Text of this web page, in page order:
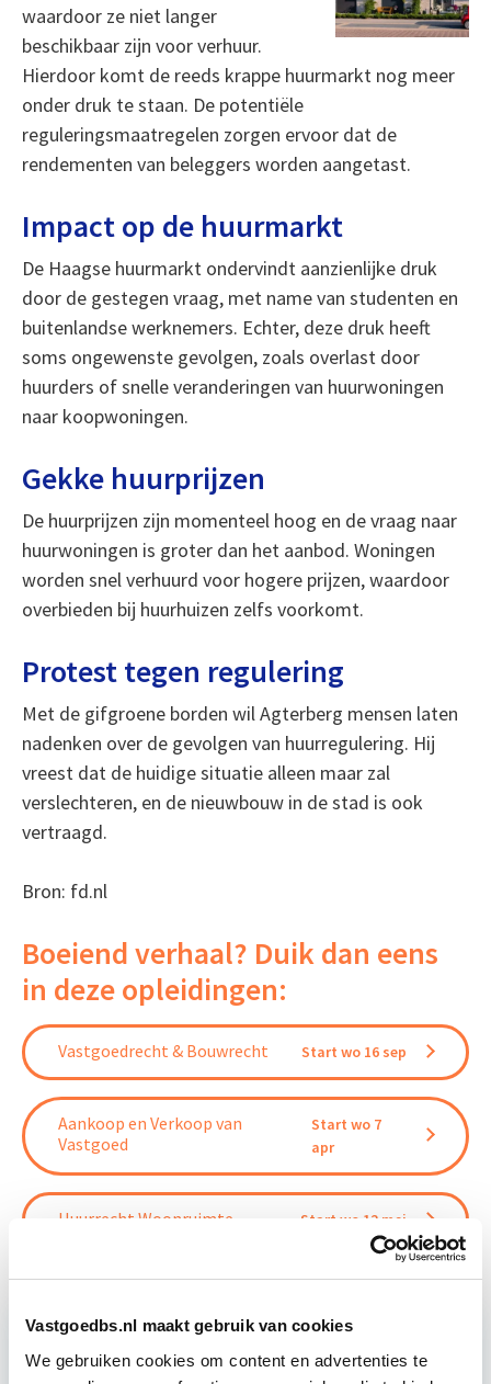
Vastgoedbs.nl maakt gebruik van cookies
We gebruiken cookies om content en advertenties te
waardoor ze niet langer
beschikbaar zijn voor verhuur.
Hierdoor komt de reeds krappe huurmarkt nog meer
onder druk te staan. De potentiële
reguleringsmaatregelen zorgen ervoor dat de
rendementen van beleggers worden aangetast.
Impact op de huurmarkt
De Haagse huurmarkt ondervindt aanzienlijke druk
door de gestegen vraag, met name van studenten en
buitenlandse werknemers. Echter, deze druk heeft
soms ongewenste gevolgen, zoals overlast door
huurders of snelle veranderingen van huurwoningen
naar koopwoningen.
Gekke huurprijzen
De huurprijzen zijn momenteel hoog en de vraag naar
huurwoningen is groter dan het aanbod. Woningen
worden snel verhuurd voor hogere prijzen, waardoor
overbieden bij huurhuizen zelfs voorkomt.
Protest tegen regulering
Met de gifgroene borden wil Agterberg mensen laten
nadenken over de gevolgen van huurregulering. Hij
vreest dat de huidige situatie alleen maar zal
verslechteren, en de nieuwbouw in de stad is ook
vertraagd.
Bron: fd.nl
Boeiend verhaal? Duik dan eens
in deze opleidingen:
Vastgoedrecht & Bouwrecht Start wo 16 sep
Aankoop en Verkoop van
Vastgoed
Start wo 7
apr
Huurrecht Woonruimte Start wo 12 mei